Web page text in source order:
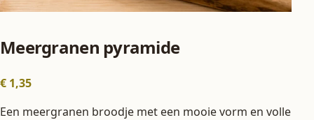
Meergranen pyramide
€ 1,35
Een meergranen broodje met een mooie vorm en volle